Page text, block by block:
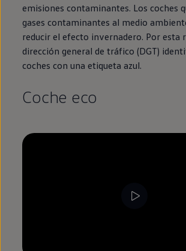
emisiones contaminantes. Los coches
gases contaminantes al medio
reducir el efecto invernadero. Por esta
dirección general de tráfico (DGT)
coches con una etiqueta azul.
Coche eco